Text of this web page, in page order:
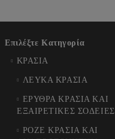
Επιλέξτε Κατηγορία
ΚΡΑΣΙΑ
ΛΕΥΚΑ ΚΡΑΣΙΑ
ΕΡΥΘΡΑ ΚΡΑΣΙΑ ΚΑΙ
ΕΞΑΙΡΕΤΙΚΕΣ ΣΟΔΕΙΕΣ
ΡΟΖΕ ΚΡΑΣΙΑ ΚΑΙ